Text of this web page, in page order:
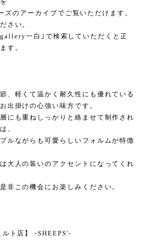
ズのアーカイブでご覧いただけます。
さい。
gallery一白｣で検索していただくと正
す。
、軽くて温かく耐久性にも優れている
出掛けの心強い味方です。
にも重ねしっかりと絡ませて制作され
、
ルながらも可愛らしいフォルムが特徴
大人の装いのアクセントになってくれ
非この機会にお楽しみください。
ト店】
-SHEEPS'-